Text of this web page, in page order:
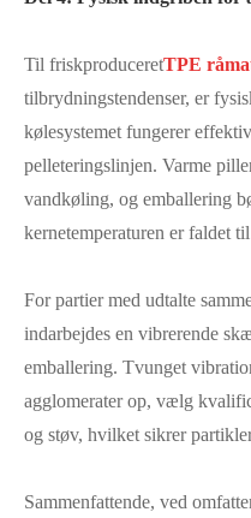
Til friskproduceretTPE
tilbrydningstendenser, er
kølesystemet fungerer
pelleteringslinjen. Varme
vandkøling, og emballering
kernetemperaturen er faldet
For partier med udtalte
indarbejdes en vibrerende
emballering. Tvunget
agglomerater op, vælg
og støv, hvilket sikrer
Sammenfattende, ved